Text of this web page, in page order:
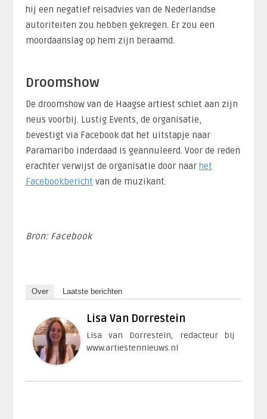
hij een negatief reisadvies van de Nederlandse
autoriteiten zou hebben gekregen. Er zou een
moordaanslag op hem zijn beraamd.
Droomshow
De droomshow van de Haagse artiest schiet aan zijn
neus voorbij. Lustig Events, de organisatie,
bevestigt via Facebook dat het uitstapje naar
Paramaribo inderdaad is geannuleerd. Voor de reden
erachter verwijst de organisatie door naar het
Facebookbericht van de muzikant.
Bron: Facebook
Over Laatste berichten
Lisa Van Dorrestein
Lisa van Dorrestein, redacteur bij
www.artiestennieuws.nl